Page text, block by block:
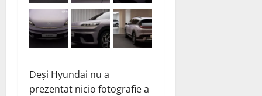
Deși Hyundai nu a
prezentat nicio fotografie a